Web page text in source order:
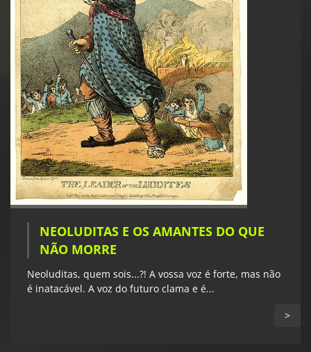
NEOLUDITAS E OS AMANTES DO QUE
NÃO MORRE
Neoluditas, quem sois...?! A vossa voz é forte, mas não
é inatacável. A voz do futuro clama e é...
>